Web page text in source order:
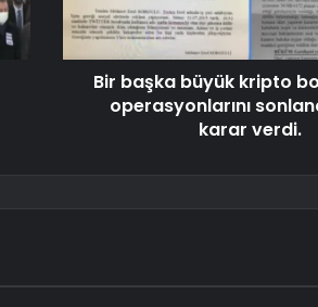
Bir başka büyük kripto
operasyonlarını
karar verdi.